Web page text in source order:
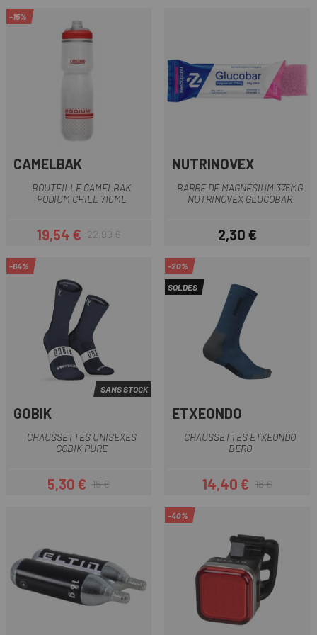
-15%
CAMELBAK
BOUTEILLE CAMELBAK
PODIUM CHILL 710ML
Prix
19,54 €Prix habituel
22,99 €
NUTRINOVEX
BARRE DE MAGNÉSIUM 375MG
NUTRINOVEX GLUCOBAR
Prix
2,30 €
-64%
SANS STOCK
GOBIK
CHAUSSETTES UNISEXES
GOBIK PURE
Prix
5,30 €Prix habituel
15 €
-20%
SOLDES
ETXEONDO
CHAUSSETTES ETXEONDO
BERO
Prix
14,40 €Prix habituel
18 €
-40%